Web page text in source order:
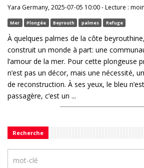
Yara Germany, 2025-07-05 10:00 - Lecture :
Mer Plongée Beyrouth palmes Refuge
À quelques palmes de la côte
construit un monde à part: une
l’amour de la mer. Pour cette plongeuse
n’est pas un décor, mais une nécessité,
de reconstruction. À ses yeux, le bleu
passagère, c’est un ...
Recherche